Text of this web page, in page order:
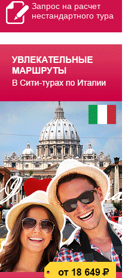
Запрос на расчет
нестандартного тура